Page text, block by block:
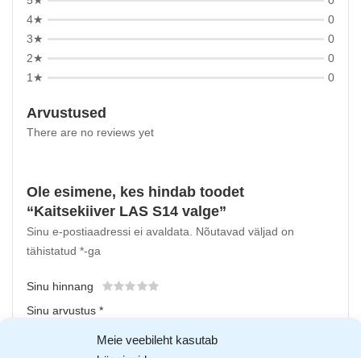
Meie veebileht kasutab
4★
0
3★
0
2★
0
1★
0
Arvustused
There are no reviews yet
Ole esimene, kes hindab toodet
“Kaitsekiiver LAS S14 valge”
Sinu e-postiaadressi ei avaldata.
Nõutavad väljad on
tähistatud *-ga
Sinu hinnang
Sinu arvustus *